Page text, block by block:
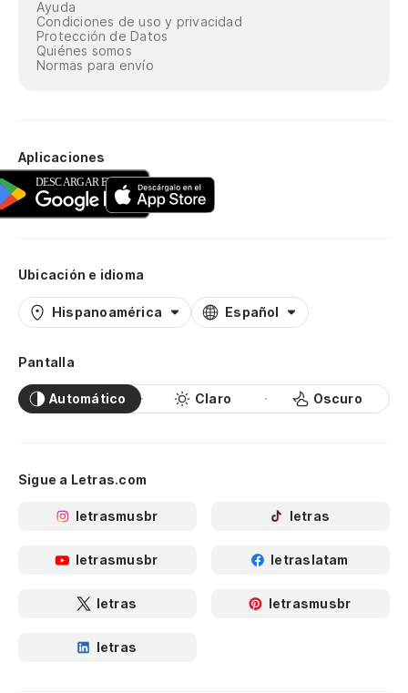
Ayuda
Condiciones de uso y privacidad
Protección de Datos
Quiénes somos
Normas para envío
Aplicaciones
Ubicación e idioma
Hispanoamérica Español
Pantalla
Automático Claro Oscuro
Sigue a Letras.com
letrasmusbr letras
letrasmusbr letraslatam
letras letrasmusbr
letras